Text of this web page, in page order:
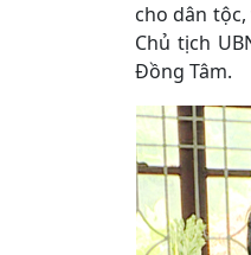
cho dân tộc,
Chủ tịch
Đồng Tâm.